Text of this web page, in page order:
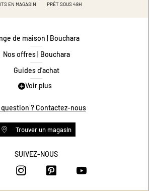
EN MAGASIN
PRÊT SOUS 48H
de maison | Bouchara
Nos offres | Bouchara
Guides d'achat
Guide des tailles
Programme de fidélité
Conditions des offres
Livraison et retours
Voir plus
question ? Contactez-nous
Trouver un magasin
SUIVEZ-NOUS
www.facebook.com/
https://https://